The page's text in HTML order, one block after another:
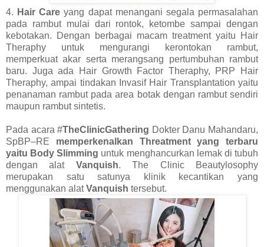
4. Hair Care yang dapat menangani segala permasalahan
pada rambut mulai dari rontok, ketombe sampai dengan
kebotakan. Dengan berbagai macam treatment yaitu Hair
Theraphy untuk mengurangi kerontokan rambut,
memperkuat akar serta merangsang pertumbuhan rambut
baru. Juga ada Hair Growth Factor Theraphy, PRP Hair
Theraphy, ampai tindakan Invasif Hair Transplantation yaitu
penanaman rambut pada area botak dengan rambut sendiri
maupun rambut sintetis.
Pada acara#TheClinicGathering Dokter Danu Mahandaru,
SpBP–RE memperkenalkan Threatment yang terbaru
yaitu Body Slimming untuk menghancurkan lemak di tubuh
dengan alat Vanquish. The Clinic Beautylosophy
merupakan satu satunya klinik kecantikan yang
menggunakan alatVanquish tersebut.